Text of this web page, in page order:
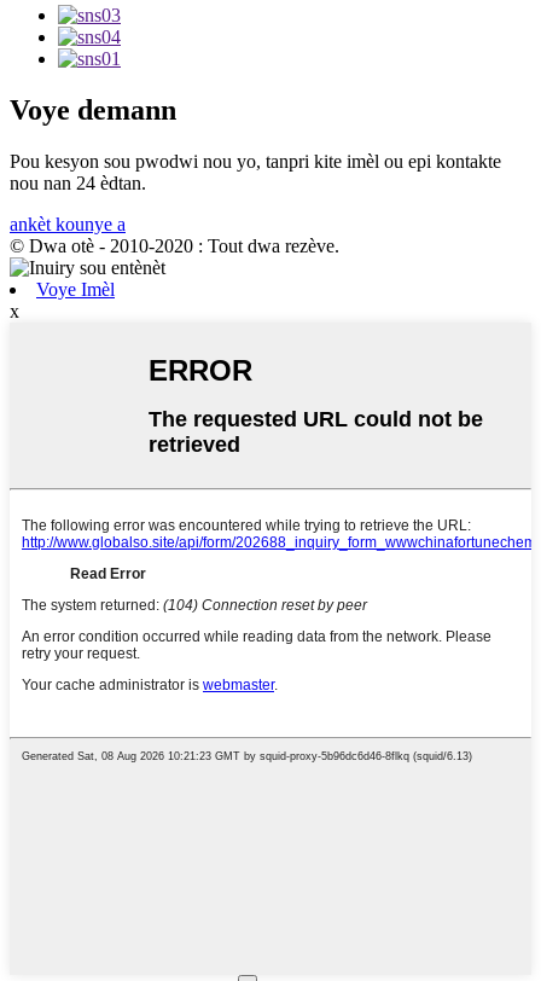
Voye demann
Pou kesyon sou pwodwi nou yo, tanpri kite imèl ou epi kontakte
nou nan 24 èdtan.
ankèt kounye a
© Dwa otè - 2010-2020 : Tout dwa rezève.
Voye Imèl
x